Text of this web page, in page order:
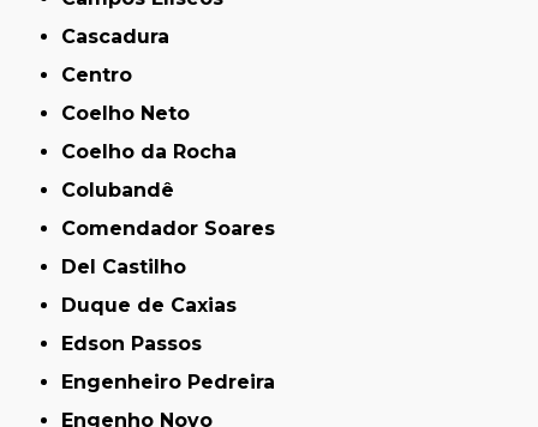
Cascadura
Centro
Coelho Neto
Coelho da Rocha
Colubandê
Comendador Soares
Del Castilho
Duque de Caxias
Edson Passos
Engenheiro Pedreira
Engenho Novo